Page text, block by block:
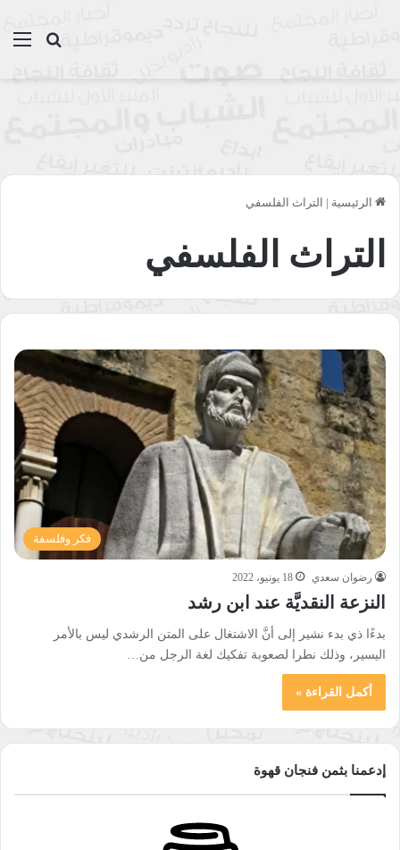
بحث
الرئيسية | التراث الفلسفي
التراث الفلسفي
فكر وفلسفة
رضوان سعدي 18 يونيو، 2022
النزعة النقديَّة عند ابن رشد
بدءًا ذي بدء نشير إلى أنَّ الاشتغال على المتن الرشدي ليس بالأمر
اليسير، وذلك نطرا لصعوبة تفكيك لغة الرجل من…
أكمل القراءة »
إدعمنا بثمن فنجان قهوة